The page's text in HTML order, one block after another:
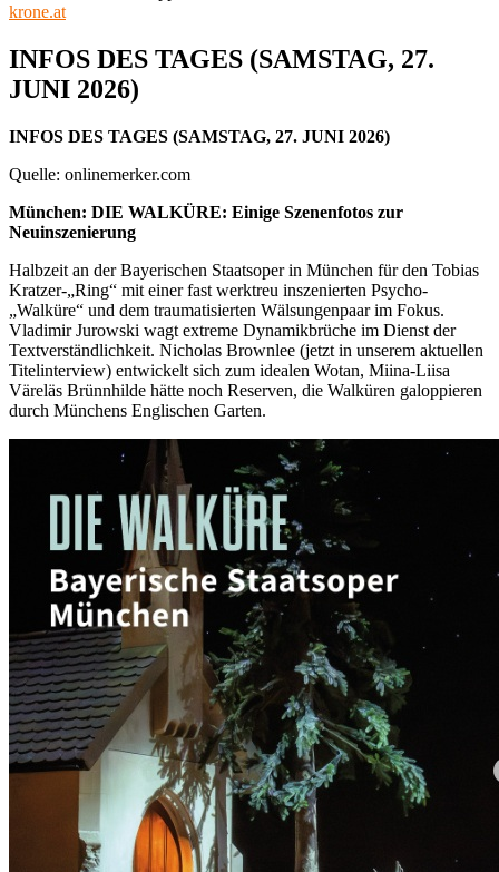
krone.at
INFOS DES TAGES (SAMSTAG, 27.
JUNI 2026)
INFOS DES TAGES (SAMSTAG, 27. JUNI 2026)
Quelle: onlinemerker.com
München: DIE WALKÜRE: Einige Szenenfotos zur
Neuinszenierung
Halbzeit an der Bayerischen Staatsoper in München für den Tobias
Kratzer-„Ring“ mit einer fast werktreu inszenierten Psycho-
„Walküre“ und dem traumatisierten Wälsungenpaar im Fokus.
Vladimir Jurowski wagt extreme Dynamikbrüche im Dienst der
Textverständlichkeit. Nicholas Brownlee (jetzt in unserem aktuellen
Titelinterview) entwickelt sich zum idealen Wotan, Miina-Liisa
Väreläs Brünnhilde hätte noch Reserven, die Walküren galoppieren
durch Münchens Englischen Garten.